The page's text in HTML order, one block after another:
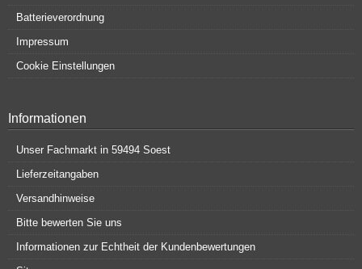
Batterieverordnung
Impressum
Cookie Einstellungen
Informationen
Unser Fachmarkt in 59494 Soest
Lieferzeitangaben
Versandhinweise
Bitte bewerten Sie uns
Informationen zur Echtheit der Kundenbewertungen